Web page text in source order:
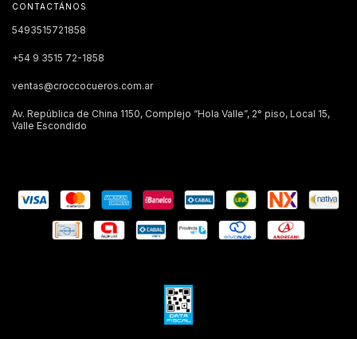
CONTACTÁNOS
5493515721858
+54 9 3515 72-1858
ventas@croccocueros.com.ar
Av. República de China 1150, Complejo “Hola Valle”, 2° piso, Local 15,
Valle Escondido